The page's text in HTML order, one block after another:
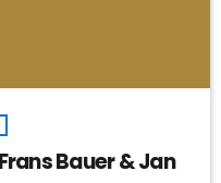
Bauer & Jan